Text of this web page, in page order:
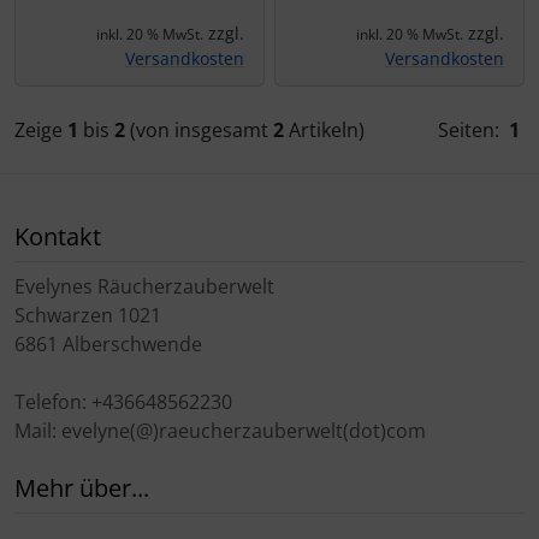
inkl. 20 % MwSt. zzgl.
Versandkosten
inkl. 20 % MwSt. zzgl.
Versandkosten
Zeige 1 bis 2 (von insgesamt 2Artikeln) Seiten: 1
Kontakt
Evelynes Räucherzauberwelt
Schwarzen 1021
6861 Alberschwende
Telefon: +436648562230
Mail: evelyne(@)raeucherzauberwelt(dot)com
Mehr über...